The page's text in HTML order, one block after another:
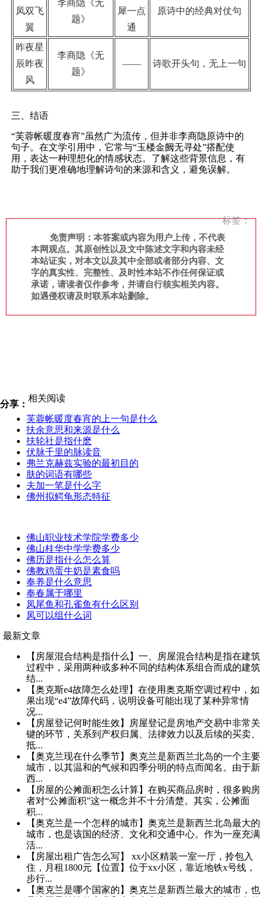
凤双飞
翼
李商隐《无
题》
犀一点
通
原诗中的经典对仗句
昨夜星
辰昨夜
风
李商隐《无
题》
—— 诗歌开头句，无上一句
三、结语
“芙蓉帐暖度春宵”虽然广为流传，但并非李商隐原诗中的
句子。在文学引用中，它常与“玉楼金阙无寻处”搭配使
用，表达一种理想化的情感状态。了解这些背景信息，有
助于我们更准确地理解诗句的来源和含义，避免误解。
标签：
免责声明：本答案或内容为用户上传，不代表
本网观点。其原创性以及文中陈述文字和内容未经
本站证实，对本文以及其中全部或者部分内容、文
字的真实性、完整性、及时性本站不作任何保证或
承诺，请读者仅作参考，并请自行核实相关内容。
如遇侵权请及时联系本站删除。
分享：
相关阅读
芙蓉帐暖度春宵的上一句是什么
扶余意思和来源是什么
扶轮社是指什麽
伏脉千里的脉读音
弗兰克赫兹实验的最初目的
肤的词语有哪些
夫加一笔是什么字
佛州拟鳄龟形态特征
佛山职业技术学院学费多少
佛山桂华中学学费多少
佛历是指什么怎么算
佛教鸡蛋牛奶是素食吗
奉养是什么意思
奉春属于哪里
凤尾鱼和孔雀鱼有什么区别
凤可以组什么词
最新文章
【房屋混合结构是指什么】一、房屋混合结构是指在建筑
过程中，采用两种或多种不同的结构体系组合而成的建筑
结...
【奥克斯e4故障怎么处理】在使用奥克斯空调过程中，如
果出现“e4”故障代码，说明设备可能出现了某种异常情
况...
【房屋登记何时能生效】房屋登记是房地产交易中非常关
键的环节，关系到产权归属、法律效力以及后续的买卖、
抵...
【奥克兰现在什么季节】奥克兰是新西兰北岛的一个主要
城市，以其温和的气候和四季分明的特点而闻名。由于新
西...
【房屋的公摊面积怎么计算】在购买商品房时，很多购房
者对“公摊面积”这一概念并不十分清楚。其实，公摊面
积...
【奥克兰是一个怎样的城市】奥克兰是新西兰北岛最大的
城市，也是该国的经济、文化和交通中心。作为一座充满
活...
【房屋出租广告怎么写】 xx小区精装一室一厅，拎包入
住，月租1800元【位置】位于xx小区，靠近地铁x号线，
步行...
【奥克兰是哪个国家的】奥克兰是新西兰最大的城市，也